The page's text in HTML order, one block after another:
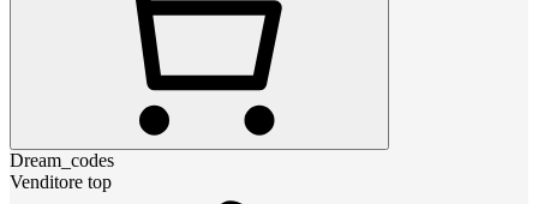
Dream_codes
Venditore top